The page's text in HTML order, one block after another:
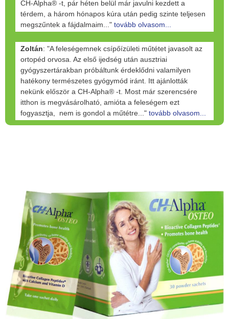
CH-Alpha® -t, pár héten belül már javulni kezdett a
térdem, a három hónapos kúra után pedig szinte teljesen
megszűntek a fájdalmaim..." tovább olvasom...
Zoltán: "A feleségemnek csípőízületi műtétet javasolt az
ortopéd orvosa. Az első ijedség után ausztriai
gyógyszertárakban próbáltunk érdeklődni valamilyen
hatékony természetes gyógymód iránt. Itt ajánlották
nekünk először a CH-Alpha® -t. Most már szerencsére
itthon is megvásárolható, amióta a feleségem ezt
fogyasztja, nem is gondol a műtétre..." tovább olvasom...